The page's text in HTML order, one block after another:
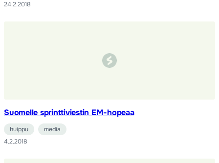
24.2.2018
Suomelle sprinttiviestin EM-hopeaa
huippu
media
4.2.2018